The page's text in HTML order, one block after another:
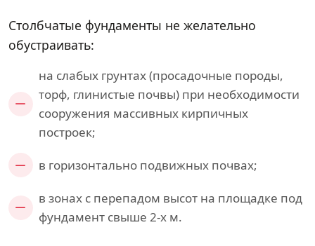
Столбчатые фундаменты не желательно
обустраивать:
на слабых грунтах (просадочные породы,
торф, глинистые почвы) при необходимости
сооружения массивных кирпичных
построек;
в горизонтально подвижных почвах;
в зонах с перепадом высот на площадке под
фундамент свыше 2-х м.